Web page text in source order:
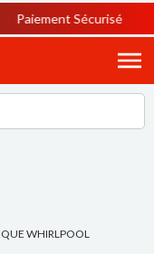
Sécurisé
WHIRLPOOL